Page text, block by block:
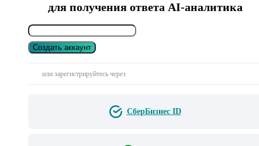
для получения ответа AI-аналитика
Создать аккаунт
или зарегистрируйтесь через
СберБизнес ID